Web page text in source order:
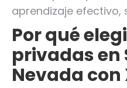
aprendizaje efectivo,
Por qué
privadas en
Nevada con